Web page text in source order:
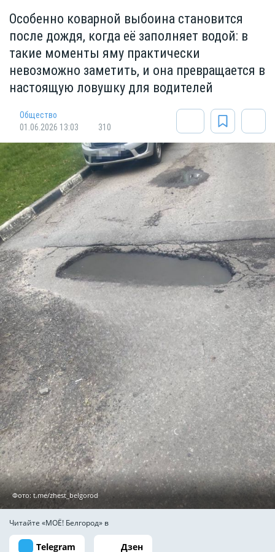
Особенно коварной выбоина становится
после дождя, когда её заполняет водой: в
такие моменты яму практически
невозможно заметить, и она превращается в
настоящую ловушку для водителей
Общество
01.06.2026 13:03
310
Фото: t.me/zhest_belgorod
Читайте «МОЁ! Белгород» в
Telegram Дзен